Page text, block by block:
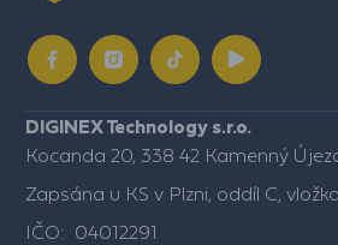
DIGINEX Technology s.r.o.
Kocanda 20, 338 42 Kamenný
Zapsána u KS v Plzni, oddíl C,
IČO: 04012291